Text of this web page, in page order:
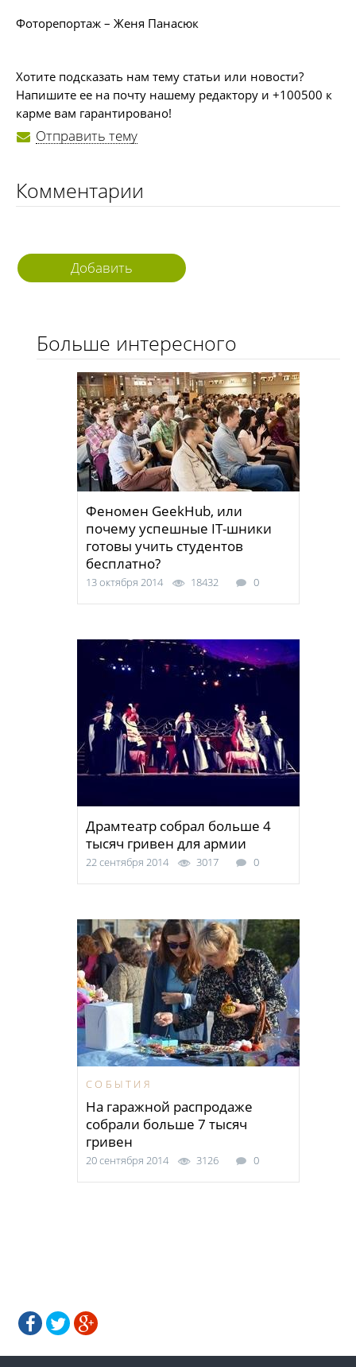
Фоторепортаж – Женя Панасюк
Хотите подсказать нам тему статьи или новости?
Напишите ее на почту нашему редактору и +100500 к
карме вам гарантировано!
Отправить тему
Комментарии
Добавить
Больше интересного
Феномен GeekHub, или
почему успешные IT-шники
готовы учить студентов
бесплатно?
13 октября 2014 18432 0
Драмтеатр собрал больше 4
тысяч гривен для армии
22 сентября 2014 3017 0
СОБЫТИЯ
На гаражной распродаже
собрали больше 7 тысяч
гривен
20 сентября 2014 3126 0